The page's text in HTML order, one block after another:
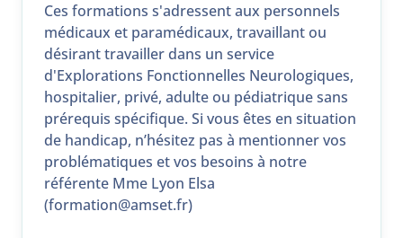
Ces formations s'adressent aux personnels
médicaux et paramédicaux, travaillant ou
désirant travailler dans un service
d'Explorations Fonctionnelles Neurologiques,
hospitalier, privé, adulte ou pédiatrique sans
prérequis spécifique. Si vous êtes en situation
de handicap, n’hésitez pas à mentionner vos
problématiques et vos besoins à notre
référente Mme Lyon Elsa
(formation@amset.fr)